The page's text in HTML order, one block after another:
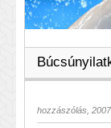
hozzászólás,